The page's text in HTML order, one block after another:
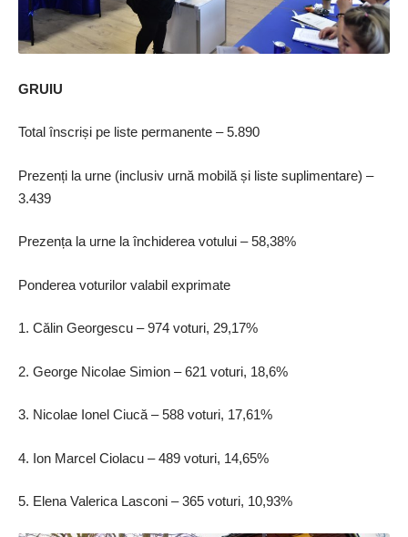
GRUIU
Total înscriși pe liste permanente – 5.890
Prezenți la urne (inclusiv urnă mobilă și liste suplimentare) –
3.439
Prezența la urne la închiderea votului – 58,38%
Ponderea voturilor valabil exprimate
1. Călin Georgescu – 974 voturi, 29,17%
2. George Nicolae Simion – 621 voturi, 18,6%
3. Nicolae Ionel Ciucă – 588 voturi, 17,61%
4. Ion Marcel Ciolacu – 489 voturi, 14,65%
5. Elena Valerica Lasconi – 365 voturi, 10,93%